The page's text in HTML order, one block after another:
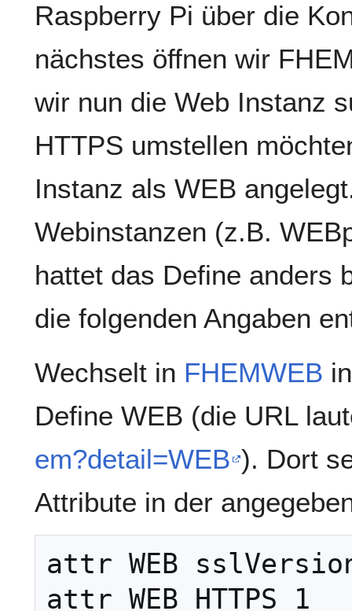
Raspberry Pi über die
nächstes öffnen wir
wir nun die Web Instanz
HTTPS umstellen
Instanz als WEB
Webinstanzen (z.B.
hattet das Define anders
die folgenden Angaben
Wechselt in FHEMWEB
Define WEB (die URL
em?detail=WEB ). Dort
Attribute in der
attr WEB